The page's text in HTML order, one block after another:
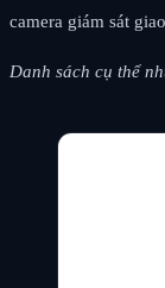
camera giám sát
Danh sách cụ thể